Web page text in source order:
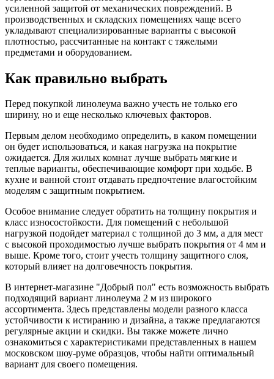
усиленной защитой от механических повреждений. В
производственных и складских помещениях чаще всего
укладывают специализированные варианты с высокой
плотностью, рассчитанные на контакт с тяжелыми
предметами и оборудованием.
Как правильно выбрать
Перед покупкой линолеума важно учесть не только его
ширину, но и еще несколько ключевых факторов.
Первым делом необходимо определить, в каком помещении
он будет использоваться, и какая нагрузка на покрытие
ожидается. Для жилых комнат лучше выбрать мягкие и
теплые варианты, обеспечивающие комфорт при ходьбе. В
кухне и ванной стоит отдавать предпочтение влагостойким
моделям с защитным покрытием.
Особое внимание следует обратить на толщину покрытия и
класс износостойкости. Для помещений с небольшой
нагрузкой подойдет материал с толщиной до 3 мм, а для мест
с высокой проходимостью лучше выбрать покрытия от 4 мм и
выше. Кроме того, стоит учесть толщину защитного слоя,
который влияет на долговечность покрытия.
В интернет-магазине "Добрый пол" есть возможность выбрать
подходящий вариант линолеума 2 м из широкого
ассортимента. Здесь представлены модели разного класса
устойчивости к истиранию и дизайна, а также предлагаются
регулярные акции и скидки. Вы также можете лично
ознакомиться с характеристиками представленных в нашем
московском шоу-руме образцов, чтобы найти оптимальный
вариант для своего помещения.